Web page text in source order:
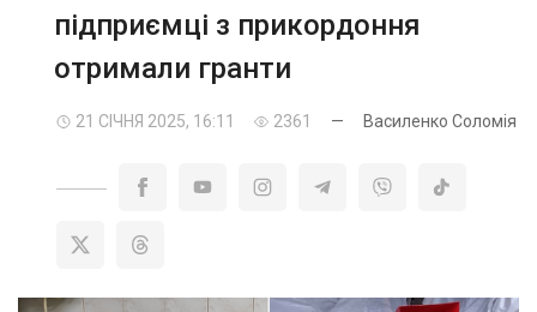
підприємці з прикордоння
отримали гранти
21 СІЧНЯ 2025, 16:11 2361 — Василенко Соломія